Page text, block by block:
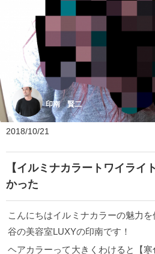
印南 賢二
2018/10/21
【イルミナカラートワイライ
かった
こんにちはイルミナカラーの魅力
谷の美容室LUXYの印南です！
ヘアカラーって大きくわけると【